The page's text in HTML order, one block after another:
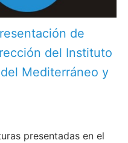
de
del Instituto
Mediterráneo y
presentadas en el